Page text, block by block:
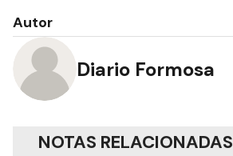
Autor
Diario Formosa
NOTAS RELACIONADAS